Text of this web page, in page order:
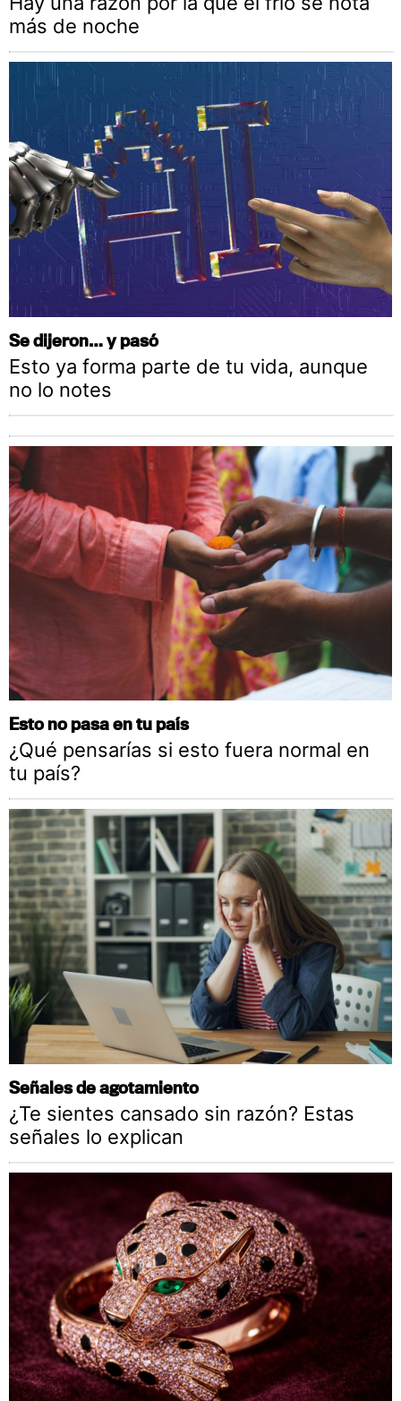
más de noche
Se dijeron… y pasó
Esto ya forma parte de tu vida, aunque
no lo notes
Esto no pasa en tu país
¿Qué pensarías si esto fuera normal en
tu país?
Señales de agotamiento
¿Te sientes cansado sin razón? Estas
señales lo explican